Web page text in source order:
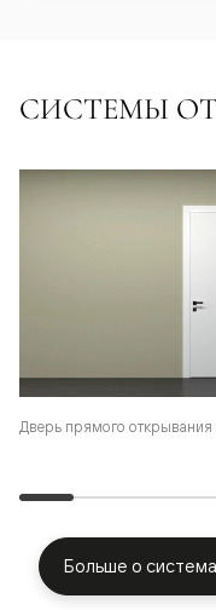
СИСТЕМЫ
Дверь прямого открывания
Больше о